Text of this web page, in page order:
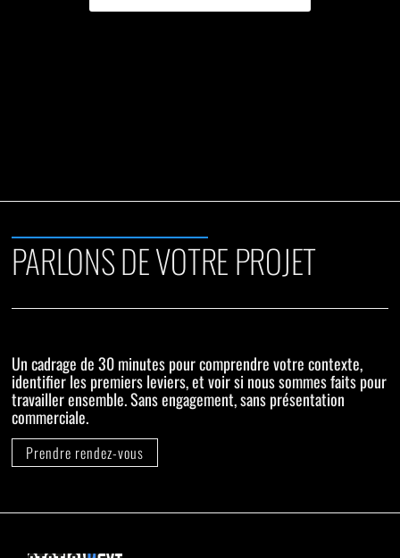
PARLONS DE VOTRE PROJET
Prendre rendez-vous
Un cadrage de 30 minutes pour comprendre votre contexte,
identifier les premiers leviers, et voir si nous sommes faits pour
travailler ensemble. Sans engagement, sans présentation
commerciale.